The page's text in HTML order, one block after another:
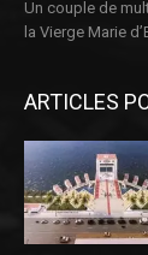
Un couple de
la Vierge Marie
ARTICLES